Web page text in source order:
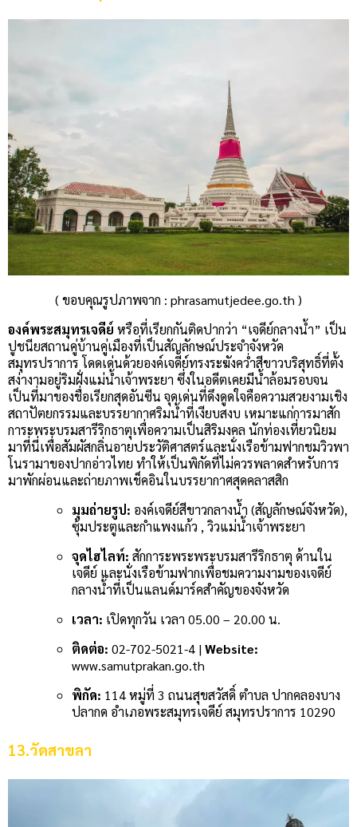
( ขอบคุณรูปภาพจาก : phrasamutjedee.go.th )
องค์พระสมุทรเจดีย์ หรือที่เรียกกันติดปากว่า “เจดีย์กลางน้ำ” เป็น
ปูชนียสถานคู่บ้านคู่เมืองที่เป็นสัญลักษณ์ประจำจังหวัด
สมุทรปราการ โดดเด่นด้วยองค์เจดีย์ทรงระฆังคว่ำสีขาวบริสุทธิ์ที่ตั้ง
สง่างามอยู่ริมฝั่งแม่น้ำเจ้าพระยา ซึ่งในอดีตเคยมีน้ำล้อมรอบจน
เป็นที่มาของชื่อเรียกสุดอันซีน จุดเด่นที่ดึงดูดใจคือความสวยงามเชิง
สถาปัตยกรรมและบรรยากาศริมน้ำที่เงียบสงบ เหมาะแก่การมาสัก
การะพระบรมสารีริกธาตุเพื่อความเป็นสิริมงคล นักท่องเที่ยวนิยม
มาที่นี่เพื่อสัมผัสกลิ่นอายประวัติศาสตร์และนั่งเรือข้ามฟากชมวิวพา
โนรามาของปากอ่าวไทย ทำให้เป็นพิกัดที่ไม่ควรพลาดสำหรับการ
มาพักผ่อนและถ่ายภาพเช็คอินในบรรยากาศสุดคลาสสิก
มุมถ่ายรูป: องค์เจดีย์สีขาวกลางน้ำ (สัญลักษณ์จังหวัด),
ซุ้มประตูและกำแพงแก้ว , วิวแม่น้ำเจ้าพระยา
จุดไฮไลท์: สักการะพระพระบรมสารีริกธาตุ ด้านใน
เจดีย์ และนั่งเรือข้ามฟากเพื่อชมความงามของเจดีย์
กลางน้ำที่เป็นแลนด์มาร์คสำคัญของจังหวัด
เวลา: เปิดทุกวัน เวลา 05.00 – 20.00 น.
ติดต่อ: 02-702-5021-4 |Website:
www.samutprakan.go.th
พิกัด: 114 หมู่ที่ 3 ถนนสุขสวัสดิ์ ตำบล ปากคลองบาง
ปลากด อำเภอพระสมุทรเจดีย์ สมุทรปราการ 10290
13.วัดสาขลา